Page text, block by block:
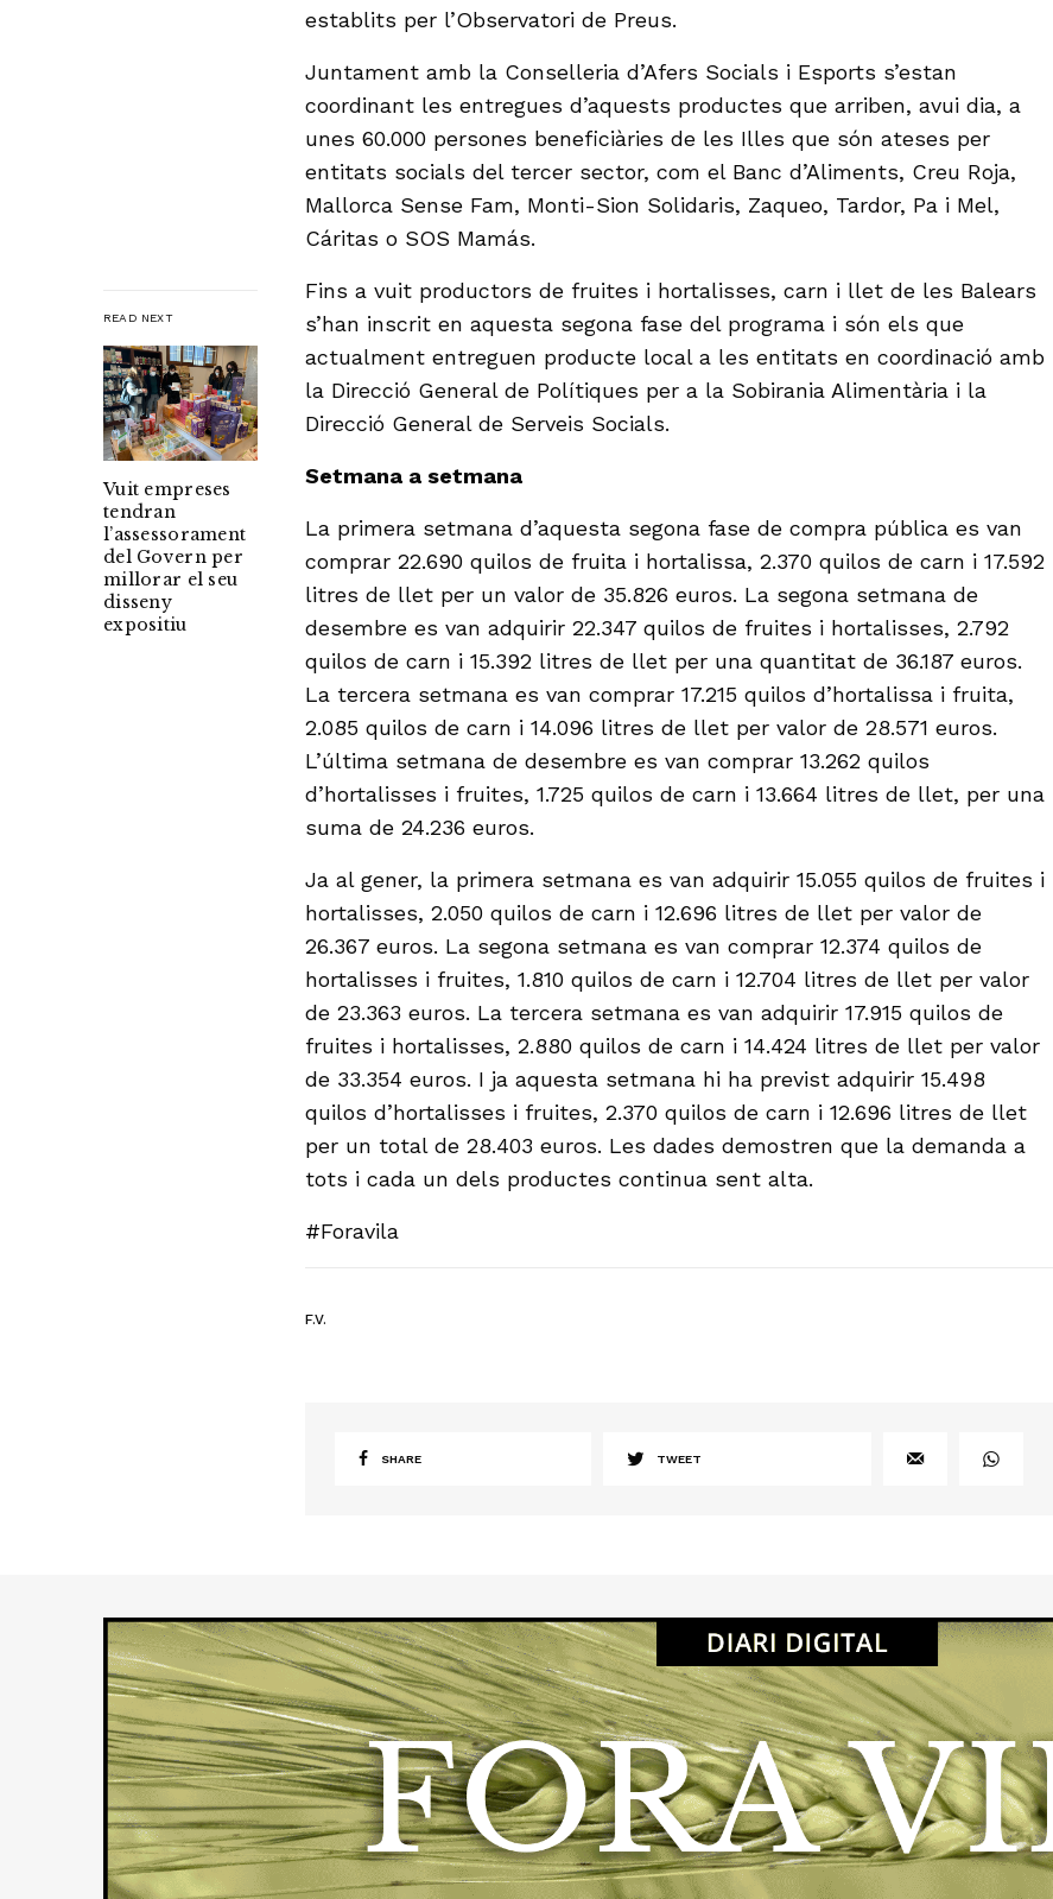
READ NEXT
Vuit empreses
tendran
l’assessorament
del Govern per
millorar el seu
disseny
expositiu
establits per l’Observatori de Preus.
Juntament amb la Conselleria d’Afers Socials i Esports s’estan
coordinant les entregues d’aquests productes que arriben, avui dia, a
unes 60.000 persones beneficiàries de les Illes que són ateses per
entitats socials del tercer sector, com el Banc d’Aliments, Creu Roja,
Mallorca Sense Fam, Monti-Sion Solidaris, Zaqueo, Tardor, Pa i Mel,
Cáritas o SOS Mamás.
Fins a vuit productors de fruites i hortalisses, carn i llet de les Balears
s’han inscrit en aquesta segona fase del programa i són els que
actualment entreguen producte local a les entitats en coordinació amb
la Direcció General de Polítiques per a la Sobirania Alimentària i la
Direcció General de Serveis Socials.
Setmana a setmana
La primera setmana d’aquesta segona fase de compra pública es van
comprar 22.690 quilos de fruita i hortalissa, 2.370 quilos de carn i 17.592
litres de llet per un valor de 35.826 euros. La segona setmana de
desembre es van adquirir 22.347 quilos de fruites i hortalisses, 2.792
quilos de carn i 15.392 litres de llet per una quantitat de 36.187 euros.
La tercera setmana es van comprar 17.215 quilos d’hortalissa i fruita,
2.085 quilos de carn i 14.096 litres de llet per valor de 28.571 euros.
L’última setmana de desembre es van comprar 13.262 quilos
d’hortalisses i fruites, 1.725 quilos de carn i 13.664 litres de llet, per una
suma de 24.236 euros.
Ja al gener, la primera setmana es van adquirir 15.055 quilos de fruites i
hortalisses, 2.050 quilos de carn i 12.696 litres de llet per valor de
26.367 euros. La segona setmana es van comprar 12.374 quilos de
hortalisses i fruites, 1.810 quilos de carn i 12.704 litres de llet per valor
de 23.363 euros. La tercera setmana es van adquirir 17.915 quilos de
fruites i hortalisses, 2.880 quilos de carn i 14.424 litres de llet per valor
de 33.354 euros. I ja aquesta setmana hi ha previst adquirir 15.498
quilos d’hortalisses i fruites, 2.370 quilos de carn i 12.696 litres de llet
per un total de 28.403 euros. Les dades demostren que la demanda a
tots i cada un dels productes continua sent alta.
#Foravila
F.V.
SHARE TWEET